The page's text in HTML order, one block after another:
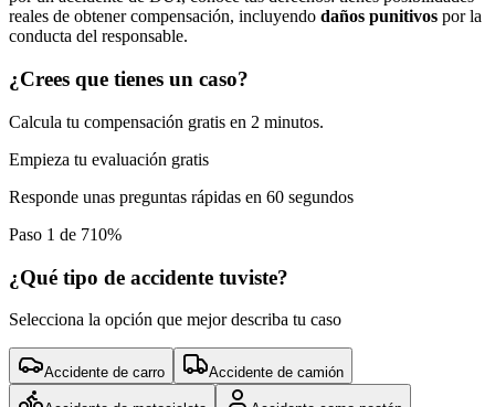
reales de obtener compensación, incluyendo daños punitivos por la
conducta del responsable.
¿Crees que tienes un caso?
Calcula tu compensación gratis en 2 minutos.
Empieza tu evaluación gratis
Responde unas preguntas rápidas en 60 segundos
Paso 1 de 710%
¿Qué tipo de accidente tuviste?
Selecciona la opción que mejor describa tu caso
Accidente de carro Accidente de camión